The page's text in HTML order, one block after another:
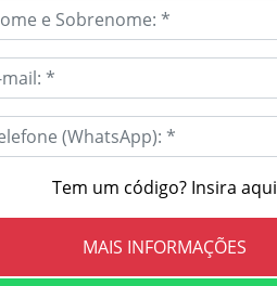
Tem um código? Insira aqui